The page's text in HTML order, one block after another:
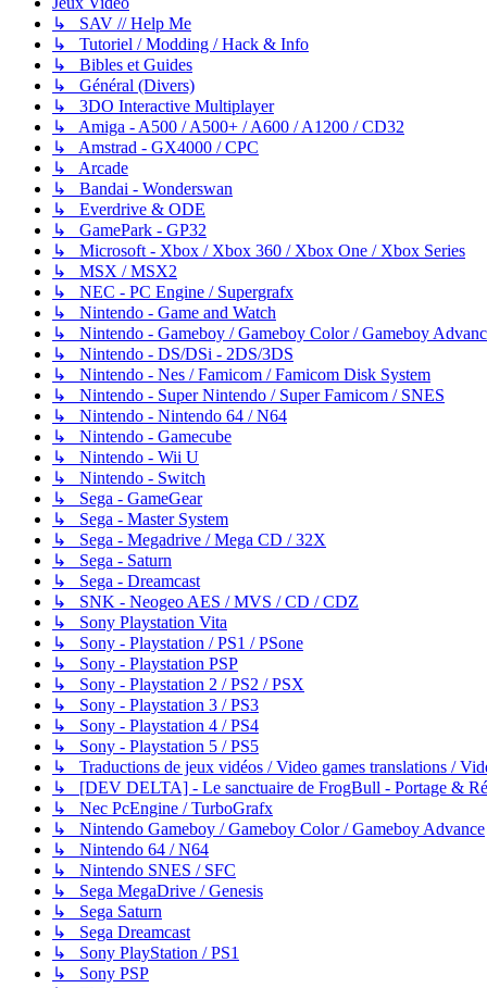
↳ SAV // Help Me
↳ Tutoriel / Modding / Hack & Info
↳ Bibles et Guides
↳ Général (Divers)
↳ 3DO Interactive Multiplayer
↳ Amiga - A500 / A500+ / A600 / A1200 / CD32
↳ Amstrad - GX4000 / CPC
↳ Arcade
↳ Bandai - Wonderswan
↳ Everdrive & ODE
↳ GamePark - GP32
↳ Microsoft - Xbox / Xbox 360 / Xbox One / Xbox Series
↳ MSX / MSX2
↳ NEC - PC Engine / Supergrafx
↳ Nintendo - Game and Watch
↳ Nintendo - Gameboy / Gameboy Color / Gameboy
↳ Nintendo - DS/DSi - 2DS/3DS
↳ Nintendo - Nes / Famicom / Famicom Disk System
↳ Nintendo - Super Nintendo / Super Famicom / SNES
↳ Nintendo - Nintendo 64 / N64
↳ Nintendo - Gamecube
↳ Nintendo - Wii U
↳ Nintendo - Switch
↳ Sega - GameGear
↳ Sega - Master System
↳ Sega - Megadrive / Mega CD / 32X
↳ Sega - Saturn
↳ Sega - Dreamcast
↳ SNK - Neogeo AES / MVS / CD / CDZ
↳ Sony Playstation Vita
↳ Sony - Playstation / PS1 / PSone
↳ Sony - Playstation PSP
↳ Sony - Playstation 2 / PS2 / PSX
↳ Sony - Playstation 3 / PS3
↳ Sony - Playstation 4 / PS4
↳ Sony - Playstation 5 / PS5
↳ Traductions de jeux vidéos / Video games translations /
↳ [DEV DELTA] - Le sanctuaire de FrogBull - Portage &
↳ Nec PcEngine / TurboGrafx
↳ Nintendo Gameboy / Gameboy Color / Gameboy Advance
↳ Nintendo 64 / N64
↳ Nintendo SNES / SFC
↳ Sega MegaDrive / Genesis
↳ Sega Saturn
↳ Sega Dreamcast
↳ Sony PlayStation / PS1
↳ Sony PSP